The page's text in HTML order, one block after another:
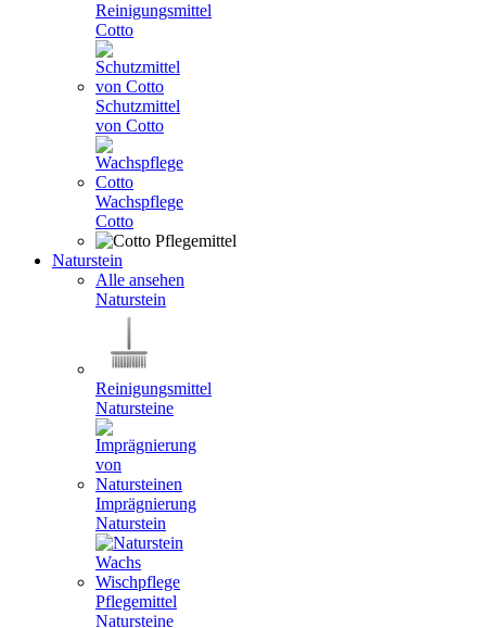
Reinigungsmittel
Cotto
Schutzmittel
von Cotto
Wachspflege
Cotto
Naturstein
Alle ansehen
Naturstein
Reinigungsmittel
Natursteine
Imprägnierung
Naturstein
Pflegemittel
Natursteine